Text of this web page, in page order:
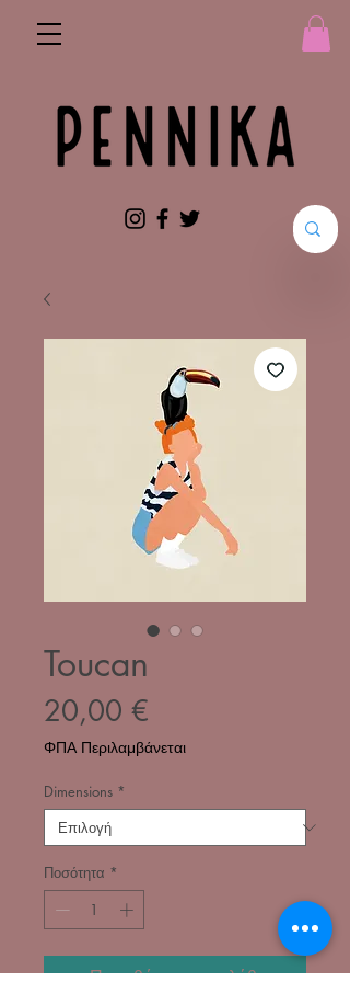
Toucan
20,00 €
ΦΠΑ Περιλαμβάνεται
Dimensions *
Ποσότητα *
Προσθήκη στο καλάθι